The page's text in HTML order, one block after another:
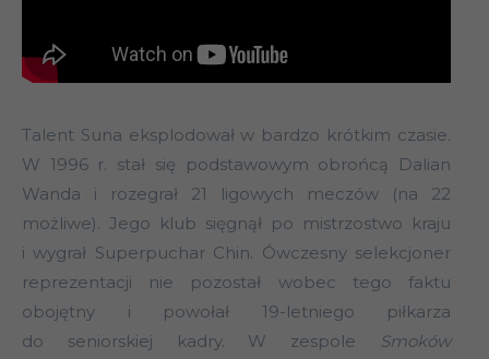
Talent Suna eksplodował w bardzo krótkim czasie.
W 1996 r. stał się podstawowym obrońcą Dalian
Wanda i rozegrał 21 ligowych meczów (na 22
możliwe). Jego klub sięgnął po mistrzostwo kraju
i wygrał Superpuchar Chin. Ówczesny selekcjoner
reprezentacji nie pozostał wobec tego faktu
obojętny i powołał 19-letniego piłkarza
do seniorskiej kadry. W zespole Smoków